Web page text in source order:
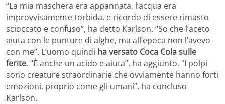
“La mia maschera era appannata, l’acqua era
improvvisamente torbida, e ricordo di essere rimasto
scioccato e confuso”, ha detto Karlson. “So che l’aceto
aiuta con le punture di alghe, ma all’epoca non l’avevo
con me”. L’uomo quindi ha versato Coca Cola sulle
ferite. “È anche un acido e aiuta”, ha aggiunto. “I polpi
sono creature straordinarie che ovviamente hanno forti
emozioni, proprio come gli umani”, ha concluso
Karlson.